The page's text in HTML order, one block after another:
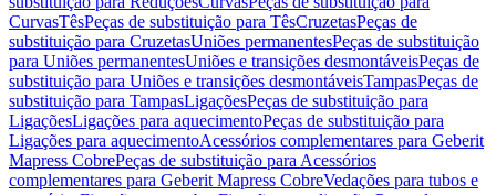
CurvasTêsPeças de substituição para TêsCruzetasPeças de
substituição para CruzetasUniões permanentesPeças de substituição
para Uniões permanentesUniões e transições desmontáveisPeças de
substituição para Uniões e transições desmontáveisTampasPeças de
substituição para TampasLigaçõesPeças de substituição para
LigaçõesLigações para aquecimentoPeças de substituição para
Ligações para aquecimentoAcessórios complementares para Geberit
Mapress CobrePeças de substituição para Acessórios
complementares para Geberit Mapress CobreVedações para tubos e